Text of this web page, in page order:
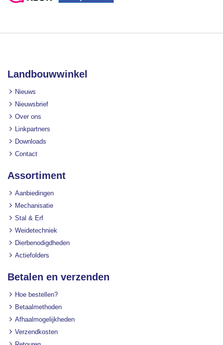
Landbouwwinkel
Nieuws
Nieuwsbrief
Over ons
Linkpartners
Downloads
Contact
Assortiment
Aanbiedingen
Mechanisatie
Stal & Erf
Weidetechniek
Dierbenodigdheden
Actiefolders
Betalen en verzenden
Hoe bestellen?
Betaalmethoden
Afhaalmogelijkheden
Verzendkosten